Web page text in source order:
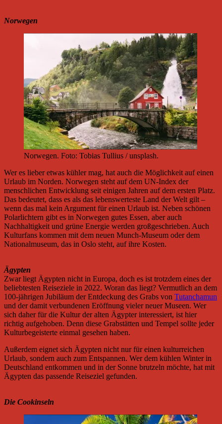
Norwegen
Norwegen. Foto: Tobias Tullius / unsplash.
Wer es lieber etwas kühler mag, hat auch die Möglichkeit auf einen
Urlaub im Norden. Norwegen steht auf dem UN-Index der
menschlichen Entwicklung seit einigen Jahren auf dem ersten Platz.
Das bedeutet, dass es als das lebenswerteste Land der Welt gilt –
wenn das mal kein Argument für einen Urlaub ist. Neben schönen
Polarlichtern gibt es in Norwegen gutes Essen, aber auch
Nachhaltigkeit und grüne Energie werden großgeschrieben. Auch
Kulturfans kommen mit dem neuen Munch-Museum oder dem
Nationalmuseum, das in Oslo steht, auf ihre Kosten.
Ägypten
Zwar liegt Ägypten nicht in Europa, doch es ist trotzdem eines der
beliebtesten Reiseziele in 2022. Woran das liegt? Vermutlich an dem
100-jährigen Jubiläum der Entdeckung des Grabs von Tutanchamun
und der damit verbundenen Eröffnung vieler neuer Museen. Wer
sich daher für die Kultur der alten Ägypter interessiert, ist hier
richtig aufgehoben. Denn diese Grabstätten und Tempel sollte jeder
Kulturbegeisterte einmal gesehen haben.
Außerdem eignet sich Ägypten nicht nur für einen kulturreichen
Urlaub, sondern auch zum Entspannen. Wer dem kühlen Winter in
Deutschland entkommen und in der Sonne brutzeln möchte, hat mit
Ägypten das passende Reiseziel gefunden.
Die Cookinseln